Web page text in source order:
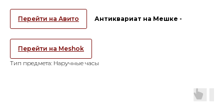
Перейти на Авито Антиквариат на Мешке -
Перейти на Meshok
Тип предмета: Наручные часы